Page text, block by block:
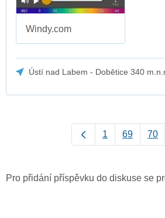
Windy.com
Ústí nad Labem - Dobětice 340
1 69 70
Pro přidání příspěvku do diskuse se